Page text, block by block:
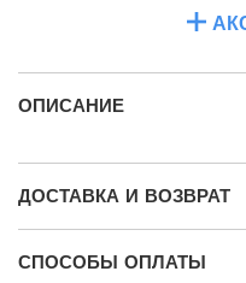
ОПИСАНИЕ
ДОСТАВКА И ВОЗВРАТ
СПОСОБЫ ОПЛАТЫ